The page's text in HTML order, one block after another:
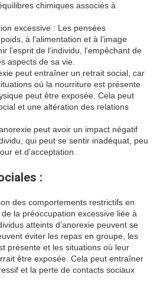
chimiques associés à
excessive : Les pensées
à l’alimentation et à l’image
l’esprit de l’individu, l’empêchant de
aspects de sa vie.
peut entraîner un retrait social, car
où la nourriture est présente
peut être exposée. Cela peut
et une altération des relations
peut avoir un impact négatif
qui peut se sentir inadéquat, peu
et d’acceptation.
:
des comportements restrictifs en
la préoccupation excessive liée à
atteints d’anorexie peuvent se
éviter les repas en groupe, les
présente et les situations où leur
être exposée. Cela peut entraîner
et la perte de contacts sociaux